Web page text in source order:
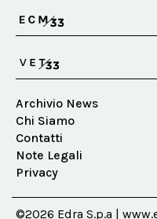
Archivio News
Chi Siamo
Contatti
Note Legali
Privacy
©2026 Edra S.p.a |